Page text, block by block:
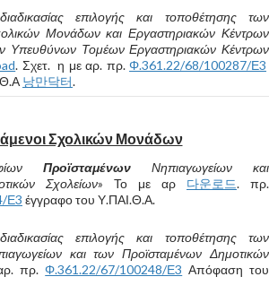
επιλογής και τοποθέτησης των
Μονάδων και Εργαστηριακών Κέντρων
Υπευθύνων Τομέων Εργαστηριακών Κέντρων
. Σχετ. η με αρ. πρ.Φ.361.22/68/100287/Ε3
낭만닥터.
Σχολικών Μονάδων
Προϊσταμένων Νηπιαγωγείων και
Σχολείων» Το με αρ 다운로드. πρ.
Ε3 έγγραφο του Υ.ΠΑΙ.Θ.Α.
επιλογής και τοποθέτησης των
και των Προϊσταμένων Δημοτικών
πρ.Φ.361.22/67/100248/Ε3 Απόφαση του